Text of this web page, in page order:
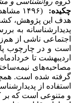
چکیده:
(۱۴۹۶ مشاهده)
پدیدارشناسانه به
اجتماعی ناشی از
است و در چارچوب
مصاحبه‌های
گرفته شده است.
استفاده از
و متنوعی است که بر